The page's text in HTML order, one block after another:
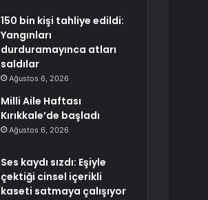
150 bin kişi tahliye edildi:
Yangınları
durduramayınca atları
saldılar
Ağustos 6, 2026
Milli Aile Haftası
Kırıkkale’de başladı
Ağustos 6, 2026
Ses kaydı sızdı: Eşiyle
çektiği cinsel içerikli
kaseti satmaya çalışıyor